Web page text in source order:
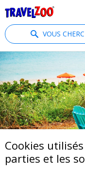
VOUS
Cookies
parties et les